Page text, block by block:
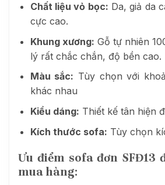
Chất liệu vỏ bọc: Da, giả da
cực cao.
Khung xương: Gỗ tự nhiên
lý rất chắc chắn, độ bền cao.
Màu sắc: Tùy chọn với
khác nhau
Kiểu dáng: Thiết kế tân hiện
Kích thước sofa: Tùy chọn
Ưu điểm sofa đơn SFĐ13
mua hàng: